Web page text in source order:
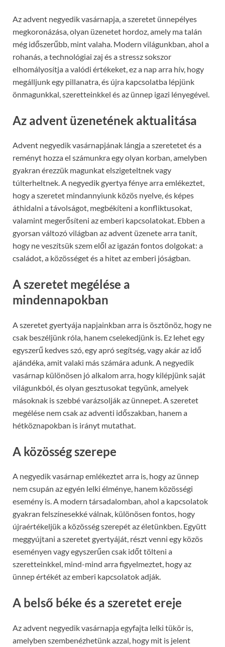
Az advent negyedik vasárnapja, a szeretet ünnepélyes
megkoronázása, olyan üzenetet hordoz, amely ma talán
még időszerűbb, mint valaha. Modern világunkban, ahol a
rohanás, a technológiai zaj és a stressz sokszor
elhomályosítja a valódi értékeket, ez a nap arra hív, hogy
megálljunk egy pillanatra, és újra kapcsolatba lépjünk
önmagunkkal, szeretteinkkel és az ünnep igazi lényegével.
Az advent üzenetének aktualitása
Advent negyedik vasárnapjának lángja a szeretetet és a
reményt hozza el számunkra egy olyan korban, amelyben
gyakran érezzük magunkat elszigeteltnek vagy
túlterheltnek. A negyedik gyertya fénye arra emlékeztet,
hogy a szeretet mindannyiunk közös nyelve, és képes
áthidalni a távolságot, megbékíteni a konfliktusokat,
valamint megerősíteni az emberi kapcsolatokat. Ebben a
gyorsan változó világban az advent üzenete arra tanít,
hogy ne veszítsük szem elől az igazán fontos dolgokat: a
családot, a közösséget és a hitet az emberi jóságban.
A szeretet megélése a
mindennapokban
A szeretet gyertyája napjainkban arra is ösztönöz, hogy ne
csak beszéljünk róla, hanem cselekedjünk is. Ez lehet egy
egyszerű kedves szó, egy apró segítség, vagy akár az idő
ajándéka, amit valaki más számára adunk. A negyedik
vasárnap különösen jó alkalom arra, hogy kilépjünk saját
világunkból, és olyan gesztusokat tegyünk, amelyek
másoknak is szebbé varázsolják az ünnepet. A szeretet
megélése nem csak az adventi időszakban, hanem a
hétköznapokban is irányt mutathat.
A közösség szerepe
A negyedik vasárnap emlékeztet arra is, hogy az ünnep
nem csupán az egyén lelki élménye, hanem közösségi
esemény is. A modern társadalomban, ahol a kapcsolatok
gyakran felszínesekké válnak, különösen fontos, hogy
újraértékeljük a közösség szerepét az életünkben. Együtt
meggyújtani a szeretet gyertyáját, részt venni egy közös
eseményen vagy egyszerűen csak időt tölteni a
szeretteinkkel, mind-mind arra figyelmeztet, hogy az
ünnep értékét az emberi kapcsolatok adják.
A belső béke és a szeretet ereje
Az advent negyedik vasárnapja egyfajta lelki tükör is,
amelyben szembenézhetünk azzal, hogy mit is jelent